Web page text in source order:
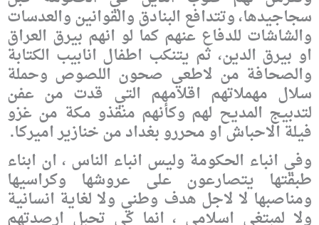
سجاجيدها، وتتدافع البنادق والقوانين والعدسات
والشاشات للدفاع عنهم كما لو انهم بيرق العراق
او بيرق الدين، ثم يتنكب اطفال انابيب الكتابة
والصحافة من لاطعي صحون اللصوص وحملة
سلال مهملاتهم اقلامهم التي قدت من عفن
لتدبيج المديح لهم وكأنهم منقذو مكة من غزو
فيلة الاحباش او محررو بغداد من خنازير اميركا.
وفي انباء الحكومة وليس انباء الناس ، ان ابناء
طبقتها يتصارعون على عروشها وكراسيها
ومناصبها لا لاجل هدف وطني ولا لغاية انسانية
ولا لمبتغى اسلامي ، انما كي تحبل ارصدتهم